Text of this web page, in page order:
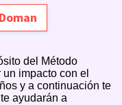
del Método
impacto con el
y a continuación te
ayudarán a